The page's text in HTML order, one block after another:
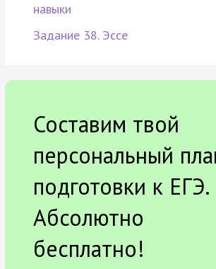
навыки
Задание 38. Эссе
Составим твой
персональный
подготовки к ЕГЭ.
Абсолютно
бесплатно!